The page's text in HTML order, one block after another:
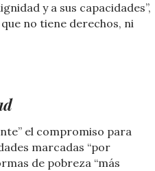
y a sus capacidades”,
que no tiene derechos, ni
el compromiso para
marcadas “por
de pobreza “más